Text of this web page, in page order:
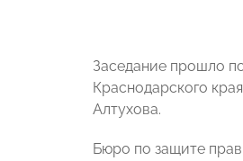
Заседание прошло
Краснодарского
Алтухова.
Бюро по защите